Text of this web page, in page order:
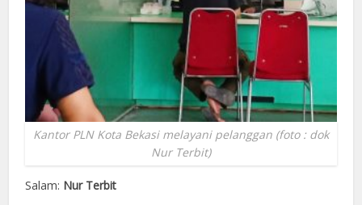
Kantor PLN Kota Bekasi melayani pelanggan (foto : dok
Nur Terbit)
Salam: Nur Terbit